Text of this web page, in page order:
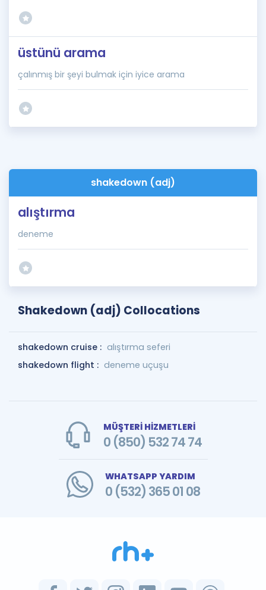
üstünü arama
çalınmış bir şeyi bulmak için iyice arama
shakedown (adj)
alıştırma
deneme
Shakedown (adj) Collocations
shakedown cruise : alıştırma seferi
shakedown flight : deneme uçuşu
MÜŞTERİ HİZMETLERİ
0 (850) 532 74 74
WHATSAPP YARDIM
0 (532) 365 01 08